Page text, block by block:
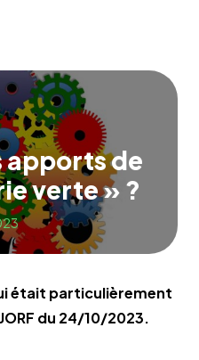
apports de
verte » ?
était particulièrement
du 24/10/2023.